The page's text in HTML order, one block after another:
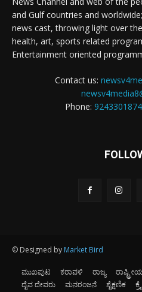
and Gulf countries and
news cast, throwing light over
health, art, sports related
Entertainment oriented
Contact us:
Phone: 9243301874
© Designed by Market Bird
ಮುಖಪುಟ ಕರಾವಳಿ ರಾಜ್ಯ
ದೈವ ದೇವರು
ಮನರಂಜನೆ ಶೈಕ್ಷಣಿಕ